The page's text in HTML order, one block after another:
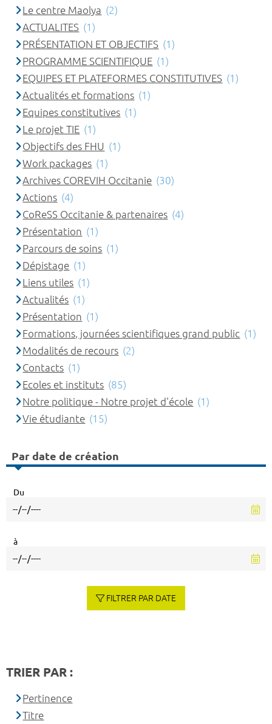
Le centre Maolya (2)
ACTUALITES (1)
PRÉSENTATION ET OBJECTIFS (1)
PROGRAMME SCIENTIFIQUE (1)
EQUIPES ET PLATEFORMES CONSTITUTIVES (1)
Actualités et formations (1)
Equipes constitutives (1)
Le projet TIE (1)
Objectifs des FHU (1)
Work packages (1)
Archives COREVIH Occitanie (30)
Actions (4)
CoReSS Occitanie & partenaires (4)
Présentation (1)
Parcours de soins (1)
Dépistage (1)
Liens utiles (1)
Actualités (1)
Présentation (1)
Formations, journées scientifiques grand public (1)
Modalités de recours (2)
Contacts (1)
Ecoles et instituts (85)
Notre politique - Notre projet d'école (1)
Vie étudiante (15)
Par date de création
Du
à
FILTRER PAR DATE
TRIER PAR :
Pertinence
Titre